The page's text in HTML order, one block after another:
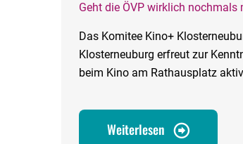
Geht die ÖVP wirklich
Das Komitee Kino+
Klosterneuburg erfreut zur
beim Kino am Rathausplatz
Weiterlesen